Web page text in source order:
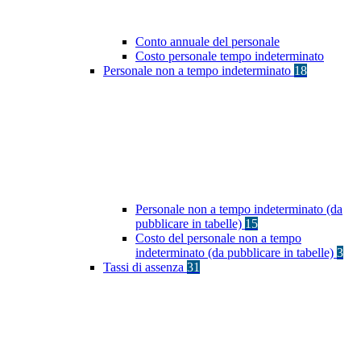
Conto annuale del personale
Costo personale tempo indeterminato
Personale non a tempo indeterminato 18
Personale non a tempo indeterminato (da
pubblicare in tabelle) 15
Costo del personale non a tempo
indeterminato (da pubblicare in tabelle) 3
Tassi di assenza 31